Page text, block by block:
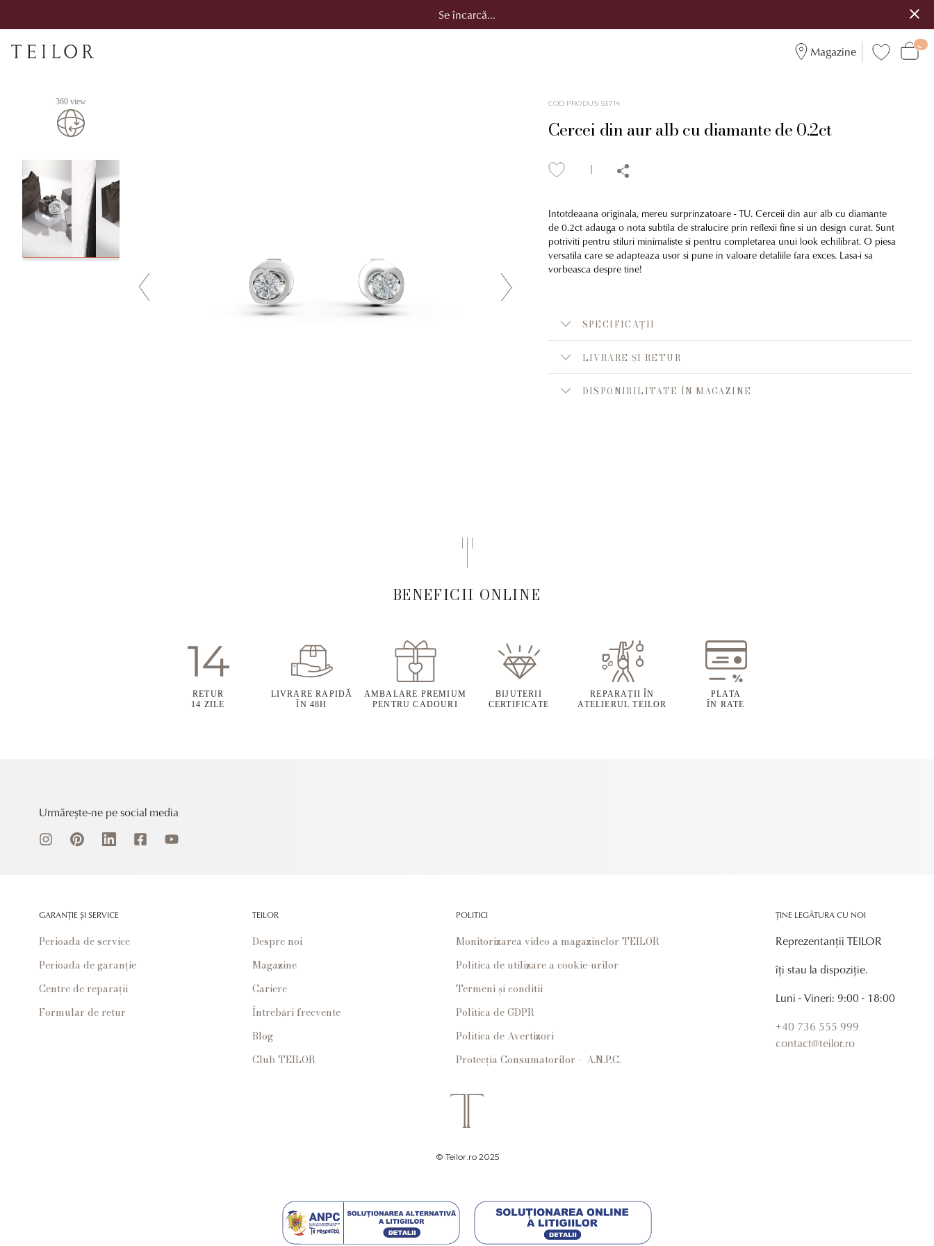
Se încarcă...
Magazine
360 view COD PRODUS:53714
Cercei din aur alb cu diamante de 0.2ct
Intotdeaana originala, mereu surprinzatoare - TU. Cerceii din aur alb cu diamante
de 0.2ct adauga o nota subtila de stralucire prin reflexii fine si un design curat. Sunt
potriviti pentru stiluri minimaliste si pentru completarea unui look echilibrat. O piesa
versatila care se adapteaza usor si pune in valoare detaliile fara exces. Lasa-i sa
vorbeasca despre tine!
SPECIFICAȚII
LIVRARE ȘI RETUR
DISPONIBILITATE ÎN MAGAZINE
BENEFICII ONLINE
RETUR
14 ZILE
LIVRARE RAPIDĂ
ÎN 48H
AMBALARE PREMIUM
PENTRU CADOURI
BIJUTERII
CERTIFICATE
REPARAȚII ÎN
ATELIERUL TEILOR
PLATA
ÎN RATE
Urmărește-ne pe social media
GARANȚIE ȘI SERVICE
Perioada de service
Perioada de garanție
Centre de reparații
Formular de retur
TEILOR
Despre noi
Magazine
Cariere
Întrebări frecvente
Blog
Club TEILOR
POLITICI
Monitorizarea video a magazinelor TEILOR
Politica de utilizare a cookie-urilor
Termeni și conditii
Politica de GDPR
Politica de Avertizori
Protecția Consumatorilor – A.N.P.C.
ȚINE LEGĂTURA CU NOI
Reprezentanții TEILOR
îți stau la dispoziție.
Luni - Vineri: 9:00 - 18:00
+40 736 555 999
contact@teilor.ro
© Teilor.ro 2025